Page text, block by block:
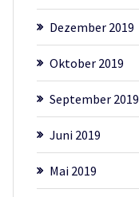
Dezember 2019
Oktober 2019
September 2019
Juni 2019
Mai 2019